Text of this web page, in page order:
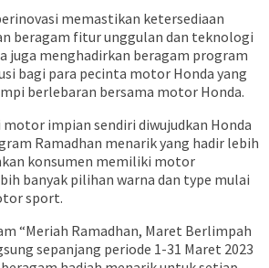
memastikan ketersediaan
beragam fitur unggulan dan teknologi
juga menghadirkan beragam program
bagi para pecinta motor Honda yang
berlebaran bersama motor Honda.
impian sendiri diwujudkan Honda
Ramadhan menarik yang hadir lebih
konsumen memiliki motor
banyak pilihan warna dan type mulai
sport.
“Meriah Ramadhan, Maret Berlimpah
sepanjang periode 1-31 Maret 2023